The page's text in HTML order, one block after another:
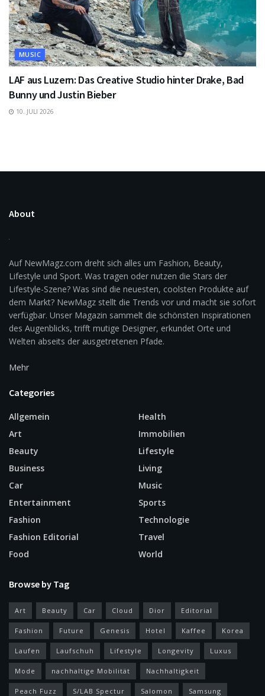
MUSIC
LAF aus Luzern: Das Creative Studio hinter Drake, Bad
Bunny und Justin Bieber
10. JULI 2026
About
Auf NewMagz.com dreht sich alles um Fashion, Beauty,
Lifestyle und Sport. Was tragen oder nutzen die Stars der
Lifestyle-Szene? Was sind die neuesten, coolsten Produkte auf
dem Markt? NewMagz stellt die Trends vor und macht sie sofort
verfügbar. Unser Magazin sammelt die schönsten Inspirationen
des Augenblicks, trifft mutige Designer, erkundet Orte und
Welten abseits der ausgetretenen Pfade.
Mehr
Categories
Allgemein
Art
Beauty
Business
Car
Entertainment
Fashion
Fashion Editorial
Food
Health
Immobilien
Lifestyle
Living
Music
Sports
Technologie
Travel
World
Browse by Tag
Art Beauty Car Cloud Dior Editorial
Fashion Future Genesis Hotel Kaffee Korea
Laufen Laufschuh Lifestyle Longevity Luxus
Mode nachhaltige Mobilität Nachhaltigkeit
Peach Fuzz S/LAB Spectur Salomon Samsung